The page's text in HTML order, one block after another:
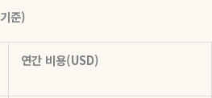
기준)
연간 비용(USD)